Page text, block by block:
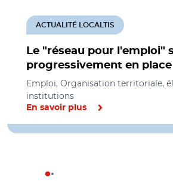
Le "réseau pour l'emploi"
progressivement en place
ACTUALITÉ LOCALTIS
Emploi, Organisation territoriale,
institutions
En savoir plus